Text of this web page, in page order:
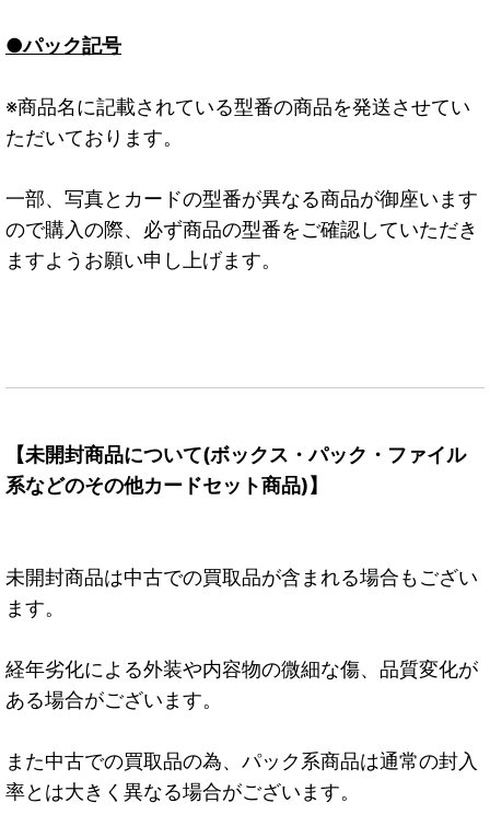
●パック記号
※商品名に記載されている型番の商品を発送させてい
ただいております。
一部、写真とカードの型番が異なる商品が御座います
ので購入の際、必ず商品の型番をご確認していただき
ますようお願い申し上げます。
【未開封商品について(ボックス・パック・ファイル
系などのその他カードセット商品)】
未開封商品は中古での買取品が含まれる場合もござい
ます。
経年劣化による外装や内容物の微細な傷、品質変化が
ある場合がございます。
また中古での買取品の為、パック系商品は通常の封入
率とは大きく異なる場合がございます。